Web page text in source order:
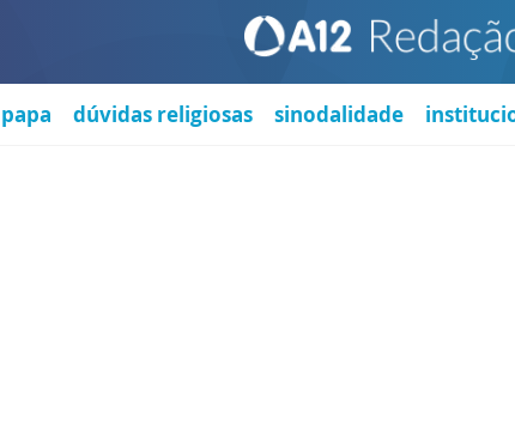
papa dúvidas religiosas sinodalidade